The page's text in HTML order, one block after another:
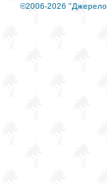
©2006-2026